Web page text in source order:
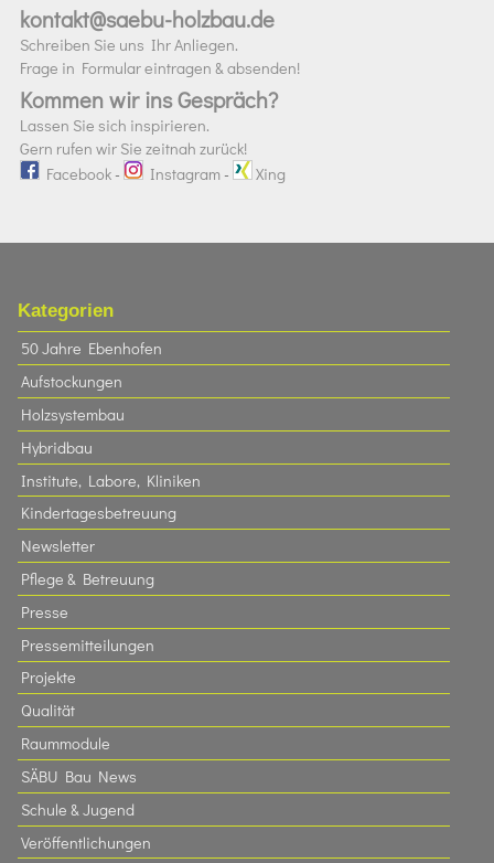
kontakt@saebu-holzbau.de
Schreiben Sie uns Ihr Anliegen.
Frage in Formular eintragen & absenden!
Kommen wir ins Gespräch?
Lassen Sie sich inspirieren.
Gern rufen wir Sie zeitnah zurück!
Facebook- Instagram- Xing
Kategorien
50 Jahre Ebenhofen
Aufstockungen
Holzsystembau
Hybridbau
Institute, Labore, Kliniken
Kindertagesbetreuung
Newsletter
Pflege & Betreuung
Presse
Pressemitteilungen
Projekte
Qualität
Raummodule
SÄBU Bau News
Schule & Jugend
Veröffentlichungen